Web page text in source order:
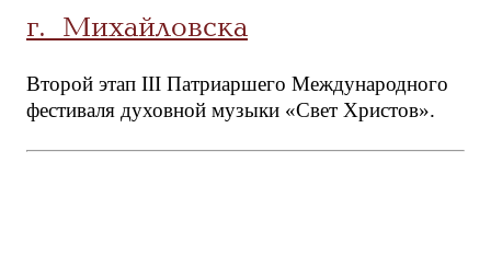
г. Михайловска
Второй этап III Патриаршего Международного
фестиваля духовной музыки «Свет Христов».